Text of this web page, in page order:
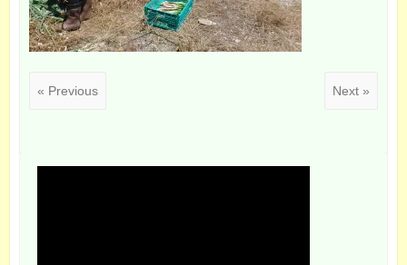
« Previous Next »